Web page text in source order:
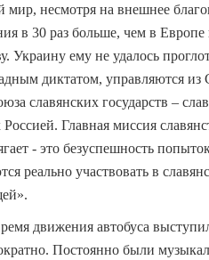
мир, несмотря на внешнее
в 30 раз больше, чем в
Украину ему не удалось
диктатом, управляются
славянских государств –
Главная миссия
- это безуспешность
реально участвовать в
движения автобуса
Постоянно были